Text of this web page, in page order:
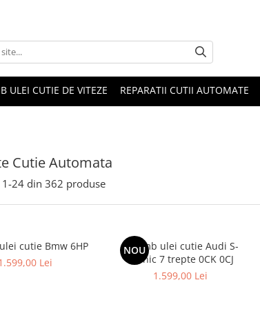
ULEI CUTIE DE VITEZE REPARATII CUTII AUTOMATE
Cutie Automata
1-24 din 362 produse
cutie Bmw 6HP
Lei
NOU
Schimb ulei cutie Audi S-
Tronic 7 trepte 0CK 0CJ
1.599,00 Lei